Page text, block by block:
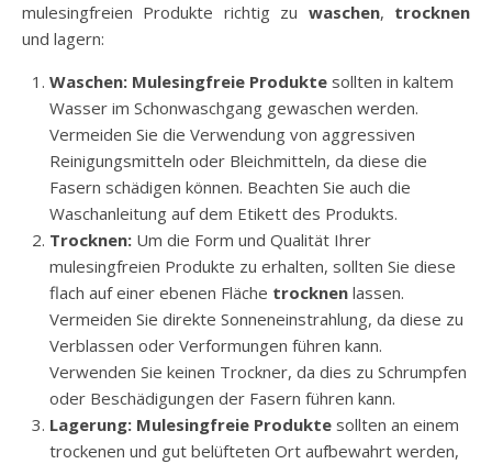
mulesingfreien Produkte richtig zu waschen, trocknen
und lagern:
Waschen: Mulesingfreie Produkte sollten in kaltem
Wasser im Schonwaschgang gewaschen werden.
Vermeiden Sie die Verwendung von aggressiven
Reinigungsmitteln oder Bleichmitteln, da diese die
Fasern schädigen können. Beachten Sie auch die
Waschanleitung auf dem Etikett des Produkts.
Trocknen: Um die Form und Qualität Ihrer
mulesingfreien Produkte zu erhalten, sollten Sie diese
flach auf einer ebenen Fläche trocknen lassen.
Vermeiden Sie direkte Sonneneinstrahlung, da diese zu
Verblassen oder Verformungen führen kann.
Verwenden Sie keinen Trockner, da dies zu Schrumpfen
oder Beschädigungen der Fasern führen kann.
Lagerung: Mulesingfreie Produkte sollten an einem
trockenen und gut belüfteten Ort aufbewahrt werden,